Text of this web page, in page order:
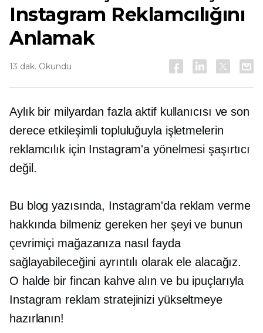
Instagram Reklamcılığını
Anlamak
13 dak. Okundu
Aylık bir milyardan fazla aktif kullanıcısı ve son
derece etkileşimli topluluğuyla işletmelerin
reklamcılık için Instagram'a yönelmesi şaşırtıcı
değil.
Bu blog yazısında, Instagram'da reklam verme
hakkında bilmeniz gereken her şeyi ve bunun
çevrimiçi mağazanıza nasıl fayda
sağlayabileceğini ayrıntılı olarak ele alacağız.
O halde bir fincan kahve alın ve bu ipuçlarıyla
Instagram reklam stratejinizi yükseltmeye
hazırlanın!